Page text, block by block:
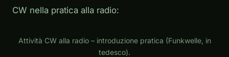
CW nella pratica alla radio:
Attività CW alla radio – introduzione pratica (Funkwelle, in
tedesco).